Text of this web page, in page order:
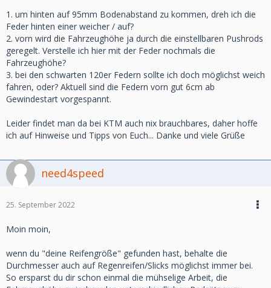
1. um hinten auf 95mm Bodenabstand zu kommen, dreh ich die
Feder hinten einer weicher / auf?
2. vorn wird die Fahrzeughöhe ja durch die einstellbaren Pushrods
geregelt. Verstelle ich hier mit der Feder nochmals die
Fahrzeughöhe?
3. bei den schwarten 120er Federn sollte ich doch möglichst weich
fahren, oder? Aktuell sind die Federn vorn gut 6cm ab
Gewindestart vorgespannt.
Leider findet man da bei KTM auch nix brauchbares, daher hoffe
ich auf Hinweise und Tipps von Euch... Danke und viele Grüße
need4speed
25. September 2022
Moin moin,
wenn du "deine Reifengröße" gefunden hast, behalte die
Durchmesser auch auf Regenreifen/Slicks möglichst immer bei.
So ersparst du dir schon einmal die mühselige Arbeit, die